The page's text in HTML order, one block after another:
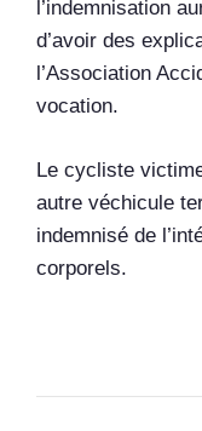
l’indemnisation
d’avoir des
l’Association
vocation.
Le cycliste
autre véchicule
indemnisé de
corporels.